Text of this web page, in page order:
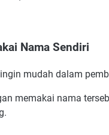
Nama Sendiri
mudah dalam
memakai nama